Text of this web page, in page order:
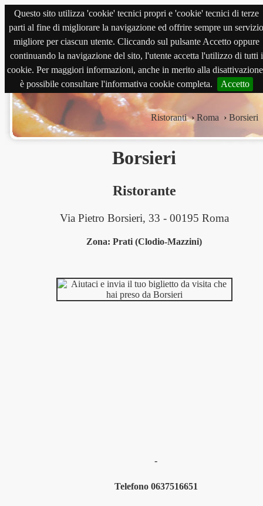
Questo sito utilizza 'cookie' tecnici propri e 'cookie' tecnici di terze
parti al fine di migliorare la navigazione ed offrire sempre un servizio
migliore per ciascun utente. Cliccando sul pulsante Accetto oppure
continuando la navigazione del sito, l'utente accetta l'utilizzo di tutti i
cookie. Per maggiori informazioni, anche in merito alla
è possibile consultare l'informativa cookie completa.
Accetto
magnabene.com
Ristoranti › Roma › Borsieri
Borsieri
Ristorante
Via Pietro Borsieri, 33 - 00195 Roma
Zona: Prati (Clodio-Mazzini)
-
Telefono 0637516651